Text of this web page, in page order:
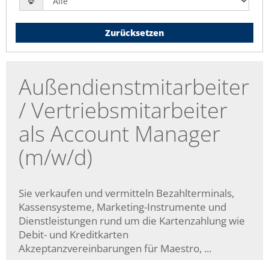
Zurücksetzen
Außendienstmitarbeiter
/ Vertriebsmitarbeiter
als Account Manager
(m/w/d)
Sie verkaufen und vermitteln Bezahlterminals,
Kassensysteme, Marketing-Instrumente und
Dienstleistungen rund um die Kartenzahlung wie
Debit- und Kreditkarten
Akzeptanzvereinbarungen für Maestro, ...